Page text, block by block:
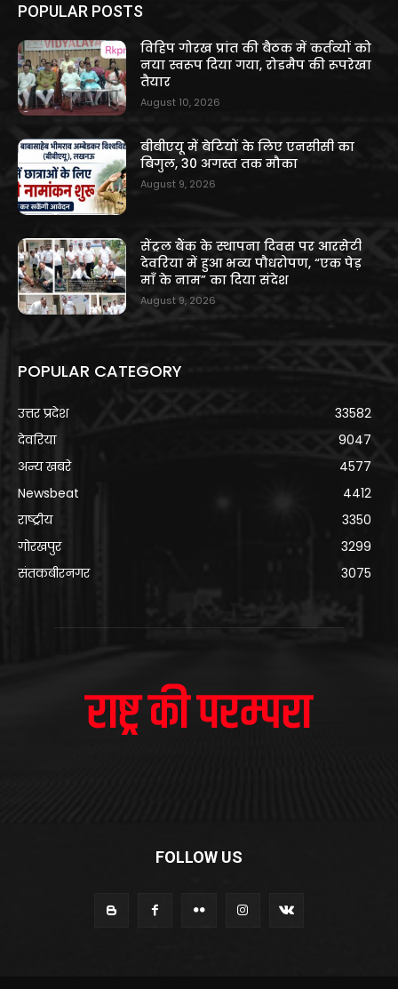
POPULAR POSTS
विहिप गोरख प्रांत की बैठक में कर्तव्यों को
नया स्वरूप दिया गया, रोडमैप की रूपरेखा
तैयार
August 10, 2026
बीबीएयू में बेटियों के लिए एनसीसी का
बिगुल, 30 अगस्त तक मौका
August 9, 2026
सेंट्रल बैंक के स्थापना दिवस पर आरसेटी
देवरिया में हुआ भव्य पौधरोपण, “एक पेड़
माँ के नाम” का दिया संदेश
August 9, 2026
POPULAR CATEGORY
उत्तर प्रदेश
33582
देवरिया
9047
अन्य खबरे
4577
Newsbeat
4412
राष्ट्रीय
3350
गोरखपुर
3299
संतकबीरनगर
3075
FOLLOW US